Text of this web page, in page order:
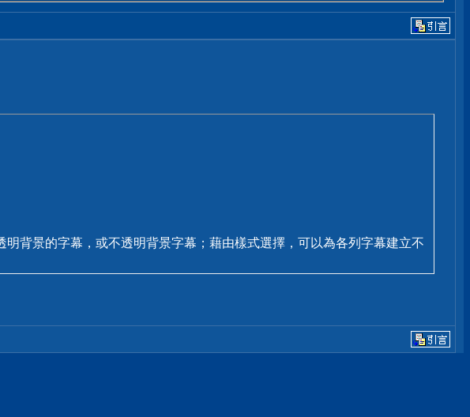
背景的字幕，或不透明背景字幕；藉由樣式選擇，可以為各列字幕建立不